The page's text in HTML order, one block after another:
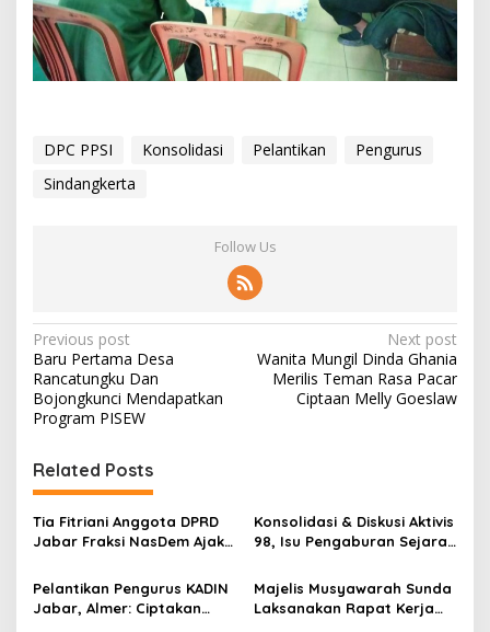
DPC PPSI Konsolidasi Pelantikan
Pengurus
Sindangkerta
Follow Us
P
o
s
n
a
v
g
a
Previous post
Baru Pertama Desa
Rancatungku Dan
Bojongkunci Mendapatkan
Program PISEW
Next post
Wanita Mungil Dinda Ghania
Merilis Teman Rasa Pacar
Ciptaan Melly Goeslaw
Related Posts
Tia Fitriani Anggota DPRD
Jabar Fraksi NasDem Ajak
Konsolidasi dan Dekat
dengan Masyarakat
Konsolidasi & Diskusi Aktivis
98, Isu Pengaburan Sejarah
Serukan Penguatan
Ingatan Kolektif
Pelantikan Pengurus KADIN
Jabar, Almer: Ciptakan
Majelis Musyawarah Sunda
Laksanakan Rapat Kerja